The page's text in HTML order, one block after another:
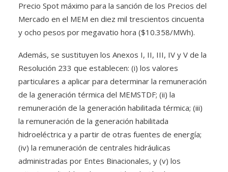
Precio Spot máximo para la sanción de los Precios del
Mercado en el MEM en diez mil trescientos cincuenta
y ocho pesos por megavatio hora ($10.358/MWh).
Además, se sustituyen los Anexos I, II, III, IV y V de la
Resolución 233 que establecen: (i) los valores
particulares a aplicar para determinar la remuneración
de la generación térmica del MEMSTDF; (ii) la
remuneración de la generación habilitada térmica; (iii)
la remuneración de la generación habilitada
hidroeléctrica y a partir de otras fuentes de energía;
(iv) la remuneración de centrales hidráulicas
administradas por Entes Binacionales, y (v) los